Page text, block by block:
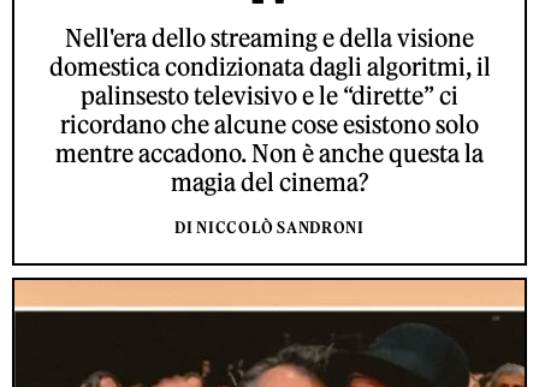
Nell'era dello streaming e della visione
domestica condizionata dagli algoritmi, il
palinsesto televisivo e le “dirette” ci
ricordano che alcune cose esistono solo
mentre accadono. Non è anche questa la
magia del cinema?
DI NICCOLÒ SANDRONI